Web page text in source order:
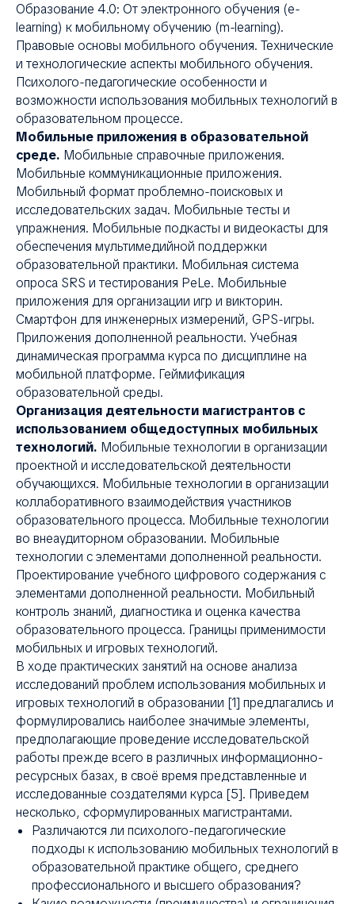
Образование 4.0: От электронного обучения (e-
learning) к мобильному обучению (m-learning).
Правовые основы мобильного обучения. Технические
и технологические аспекты мобильного обучения.
Психолого-педагогические особенности и
возможности использования мобильных технологий в
образовательном процессе.
Мобильные приложения в образовательной
среде. Мобильные справочные приложения.
Мобильные коммуникационные приложения.
Мобильный формат проблемно-поисковых и
исследовательских задач. Мобильные тесты и
упражнения. Мобильные подкасты и видеокасты для
обеспечения мультимедийной поддержки
образовательной практики. Мобильная система
опроса SRS и тестирования PeLe. Мобильные
приложения для организации игр и викторин.
Смартфон для инженерных измерений, GPS-игры.
Приложения дополненной реальности. Учебная
динамическая программа курса по дисциплине на
мобильной платформе. Геймификация
образовательной среды.
Организация деятельности магистрантов с
использованием общедоступных мобильных
технологий. Мобильные технологии в организации
проектной и исследовательской деятельности
обучающихся. Мобильные технологии в организации
коллаборативного взаимодействия участников
образовательного процесса. Мобильные технологии
во внеаудиторном образовании. Мобильные
технологии с элементами дополненной реальности.
Проектирование учебного цифрового содержания с
элементами дополненной реальности. Мобильный
контроль знаний, диагностика и оценка качества
образовательного процесса. Границы применимости
мобильных и игровых технологий.
В ходе практических занятий на основе анализа
исследований проблем использования мобильных и
игровых технологий в образовании [1] предлагались и
формулировались наиболее значимые элементы,
предполагающие проведение исследовательской
работы прежде всего в различных информационно-
ресурсных базах, в своё время представленные и
исследованные создателями курса [5]. Приведем
несколько, сформулированных магистрантами.
Различаются ли психолого-педагогические
подходы к использованию мобильных технологий в
образовательной практике общего, среднего
профессионального и высшего образования?